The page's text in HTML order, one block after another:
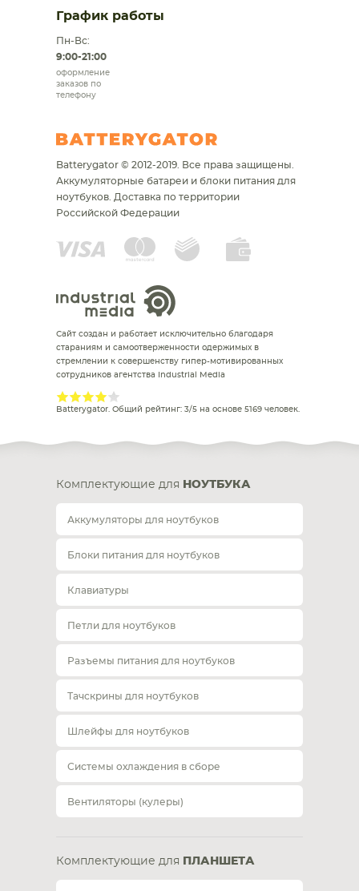
График работы
Пн-Вс:
9:00-21:00
оформление
заказов по
телефону
Batterygator © 2012-2019. Все права защищены.
Аккумуляторные батареи и блоки питания для
ноутбуков. Доставка по территории
Российской Федерации
Сайт создан и работает исключительно благодаря
стараниям и самоотверженности одержимых в
стремлении к совершенству гипер-мотивированных
сотрудников агентства Industrial Media
Batterygator. Общий рейтинг: 3/5 на основе 5169 человек.
Комплектующие для НОУТБУКА
Аккумуляторы для ноутбуков
Блоки питания для ноутбуков
Клавиатуры
Петли для ноутбуков
Разъемы питания для ноутбуков
Тачскрины для ноутбуков
Шлейфы для ноутбуков
Системы охлаждения в сборе
Вентиляторы (кулеры)
Комплектующие для ПЛАНШЕТА